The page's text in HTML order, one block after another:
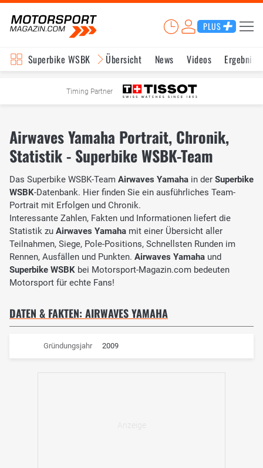
PLUS
Superbike WSBK Übersicht News Videos
Timing Partner
Airwaves Yamaha Portrait, Chronik,
Statistik - Superbike WSBK-Team
Das Superbike WSBK-Team Airwaves Yamaha in der Superbike
WSBK-Datenbank. Hier finden Sie ein ausführliches Team-
Portrait mit Erfolgen und Chronik.
Interessante Zahlen, Fakten und Informationen liefert die
Statistik zu Airwaves Yamaha mit einer Übersicht aller
Teilnahmen, Siege, Pole-Positions, Schnellsten Runden im
Rennen, Ausfällen und Punkten. Airwaves Yamaha und
Superbike WSBK bei Motorsport-Magazin.com bedeuten
Motorsport für echte Fans!
DATEN & FAKTEN: AIRWAVES YAMAHA
Gründungsjahr 2009